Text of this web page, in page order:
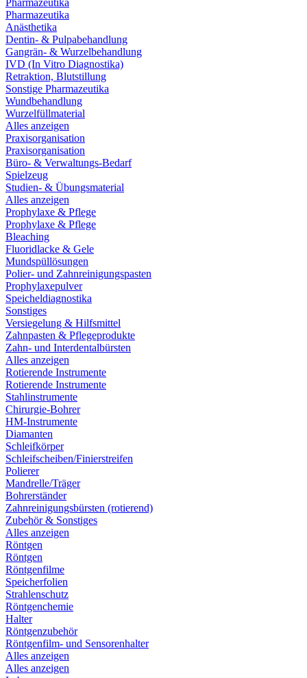
Pharmazeutika
Pharmazeutika
Anästhetika
Dentin- & Pulpabehandlung
Gangrän- & Wurzelbehandlung
IVD (In Vitro Diagnostika)
Retraktion, Blutstillung
Sonstige Pharmazeutika
Wundbehandlung
Wurzelfüllmaterial
Alles anzeigen
Praxisorganisation
Praxisorganisation
Büro- & Verwaltungs-Bedarf
Spielzeug
Studien- & Übungsmaterial
Alles anzeigen
Prophylaxe & Pflege
Prophylaxe & Pflege
Bleaching
Fluoridlacke & Gele
Mundspüllösungen
Polier- und Zahnreinigungspasten
Prophylaxepulver
Speicheldiagnostika
Sonstiges
Versiegelung & Hilfsmittel
Zahnpasten & Pflegeprodukte
Zahn- und Interdentalbürsten
Alles anzeigen
Rotierende Instrumente
Rotierende Instrumente
Stahlinstrumente
Chirurgie-Bohrer
HM-Instrumente
Diamanten
Schleifkörper
Schleifscheiben/Finierstreifen
Polierer
Mandrelle/Träger
Bohrerständer
Zahnreinigungsbürsten (rotierend)
Zubehör & Sonstiges
Alles anzeigen
Röntgen
Röntgen
Röntgenfilme
Speicherfolien
Strahlenschutz
Röntgenchemie
Halter
Röntgenzubehör
Röntgenfilm- und Sensorenhalter
Alles anzeigen
Alles anzeigen